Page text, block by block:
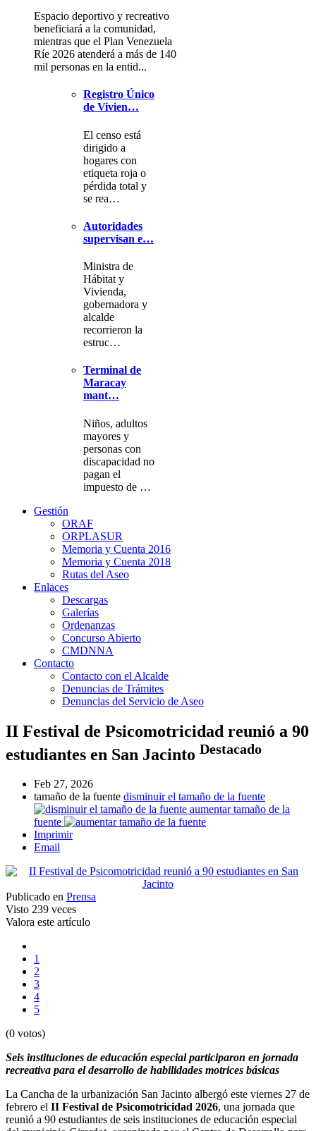
Espacio deportivo y recreativo
beneficiará a la comunidad,
mientras que el Plan Venezuela
Ríe 2026 atenderá a más de 140
mil personas en la entid...
Registro Único
de Vivien…
El censo está
dirigido a
hogares con
etiqueta roja o
pérdida total y
se rea…
Autoridades
supervisan e…
Ministra de
Hábitat y
Vivienda,
gobernadora y
alcalde
recorrieron la
estruc…
Terminal de
Maracay
mant…
Niños, adultos
mayores y
personas con
discapacidad no
pagan el
impuesto de …
Gestión
ORAF
ORPLASUR
Memoria y Cuenta 2016
Memoria y Cuenta 2018
Rutas del Aseo
Enlaces
Descargas
Galerías
Ordenanzas
Concurso Abierto
CMDNNA
Contacto
Contacto con el Alcalde
Denuncias de Trámites
Denuncias del Servicio de Aseo
II Festival de Psicomotricidad reunió a 90
estudiantes en San Jacinto Destacado
Feb 27, 2026
tamaño de la fuente disminuir el tamaño de la fuente
aumentar tamaño de la
fuente
Imprimir
Email
Publicado en Prensa
Visto 239 veces
Valora este artículo
1
2
3
4
5
(0 votos)
Seis instituciones de educación especial participaron en jornada
recreativa para el desarrollo de habilidades motrices básicas
La Cancha de la urbanización San Jacinto albergó este viernes 27 de
febrero el II Festival de Psicomotricidad 2026, una jornada que
reunió a 90 estudiantes de seis instituciones de educación especial